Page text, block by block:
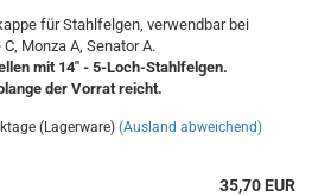
für Stahlfelgen, verwendbar bei
Monza A, Senator A.
mit 14" - 5-Loch-Stahlfelgen.
der Vorrat reicht.
(Lagerware) (Ausland abweichend)
35,70 EUR